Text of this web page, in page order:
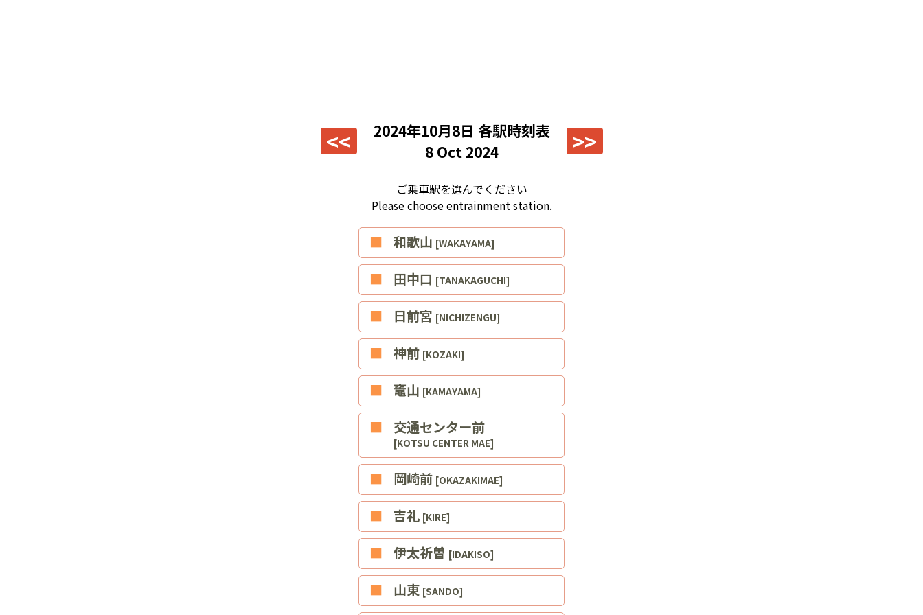
<< 2024年10月8日 各駅時刻表
8 Oct 2024
>>
ご乗車駅を選んでください
Please choose entrainment station.
■和歌山 [WAKAYAMA]
■田中口 [TANAKAGUCHI]
■日前宮 [NICHIZENGU]
■神前 [KOZAKI]
■竈山 [KAMAYAMA]
■交通センター前
[KOTSU CENTER MAE]
■岡崎前 [OKAZAKIMAE]
■吉礼 [KIRE]
■伊太祈曽 [IDAKISO]
■山東 [SANDO]